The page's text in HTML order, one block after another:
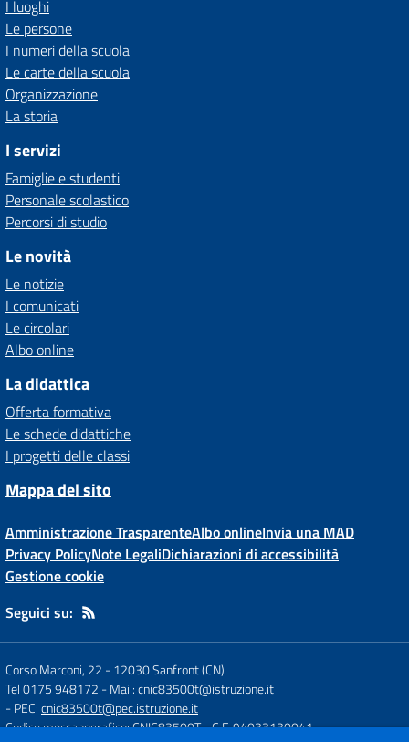
I luoghi
Le persone
I numeri della scuola
Le carte della scuola
Organizzazione
La storia
I servizi
Famiglie e studenti
Personale scolastico
Percorsi di studio
Le novità
Le notizie
I comunicati
Le circolari
Albo online
La didattica
Offerta formativa
Le schede didattiche
I progetti delle classi
Mappa del sito
Amministrazione TrasparenteAlbo onlineInvia una MAD
Privacy PolicyNote LegaliDichiarazioni di accessibilità
Gestione cookie
Seguici su:
Corso Marconi, 22 -12030 Sanfront (CN)
Tel 0175 948172 - Mail:cnic83500t@istruzione.it
- PEC:cnic83500t@pec.istruzione.it
Codice meccanografico: CNIC83500T- C.F. 94033130041